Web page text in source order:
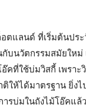
ตแลนด์ ที่เริ่มต้นปร
นวัตกรรมสมัยใหม่
คที่ใช้บ่มวิสกี้ เพรา
ให้ได้มาตรฐาน ยิ่ง
บ่มในถังไม้โอ๊คแล้